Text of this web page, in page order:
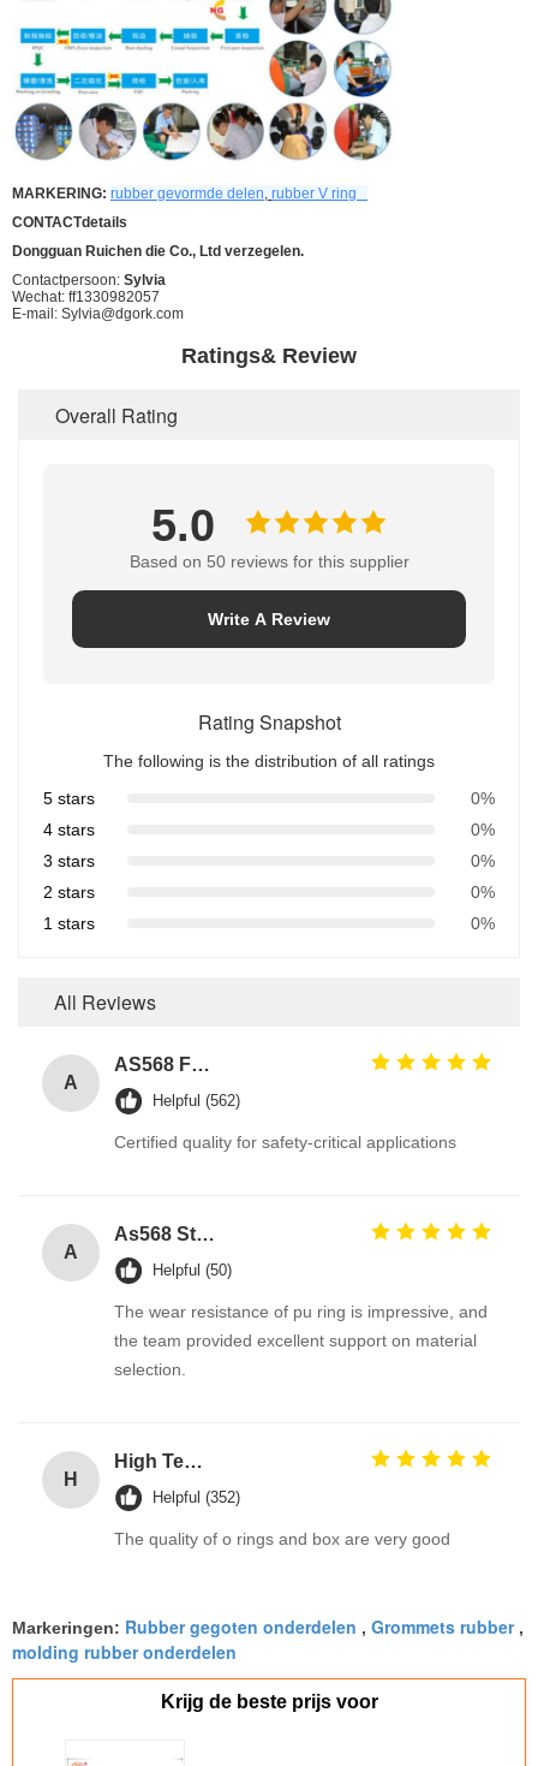
MARKERING: rubber gevormde delen rubber V ring
CONTACTdetails
Dongguan Ruichen die Co., Ltd verzegelen.
Contactpersoon: Sylvia
Wechat: ff1330982057
E-mail: Sylvia@dgork.com
Ratings& Review
Overall Rating
5.0
Based on 50 reviews for this supplier
Write A Review
Rating Snapshot
The following is the distribution of all ratings
5 stars
0%
4 stars
0%
3 stars
0%
2 stars
0%
1 stars
0%
All Reviews
A
AS568 Fpm Ffkm Nbr Fkm Epdm Silicone Perfluoroelastomer Hnbr EN549 Rubber O ring 1mm Seals
Helpful (562)
Certified quality for safety-critical applications
A
As568 Standard PU Polyurethane O Ring
Helpful (50)
The wear resistance of pu ring is impressive, and
the team provided excellent support on material
selection.
H
High Temp Silicone Metric Custom O Ring Seals Assortment Kit High Durable oring kits Manufacturer
Helpful (352)
The quality of o rings and box are very good
Markeringen: Rubber gegoten onderdelen , Grommets rubber,
molding rubber onderdelen
Krijg de beste prijs voor